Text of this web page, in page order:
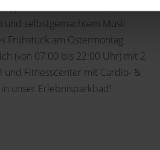
Spezialitäten, frisch
selbstgemachtem Müsli
Frühstück am Ostermontag
(von 07:00 bis 22:00 Uhr) mit 2
und Fitnesscenter mit Cardio- &
unser Erlebnisparkbad!